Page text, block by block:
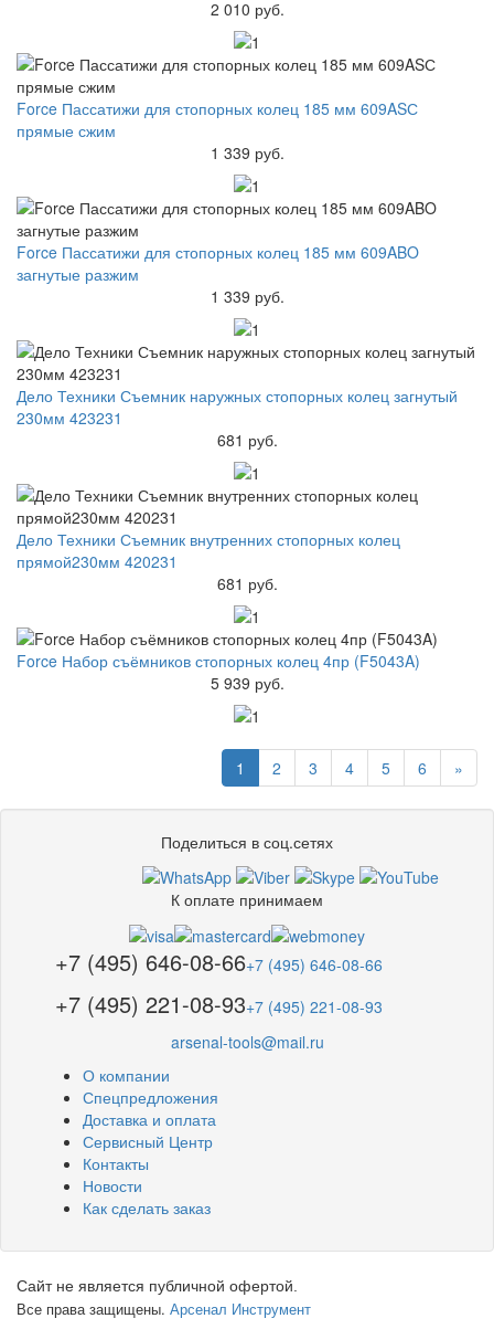
2 010 руб.
Force Пассатижи для стопорных колец 185 мм 609ASС
прямые сжим
1 339 руб.
Force Пассатижи для стопорных колец 185 мм 609ABO
загнутые разжим
1 339 руб.
Дело Техники Съемник наружных стопорных колец загнутый
230мм 423231
681 руб.
Дело Техники Съемник внутренних стопорных колец
прямой230мм 420231
681 руб.
Force Набор съёмников стопорных колец 4пр (F5043A)
5 939 руб.
1 2 3 4 5 6 »
Поделиться в соц.сетях
К оплате принимаем
+7 (495) 646-08-66+7 (495) 646-08-66
+7 (495) 221-08-93+7 (495) 221-08-93
arsenal-tools@mail.ru
О компании
Спецпредложения
Доставка и оплата
Сервисный Центр
Контакты
Новости
Как сделать заказ
Сайт не является публичной офертой.
Все права защищены. Арсенал Инструмент